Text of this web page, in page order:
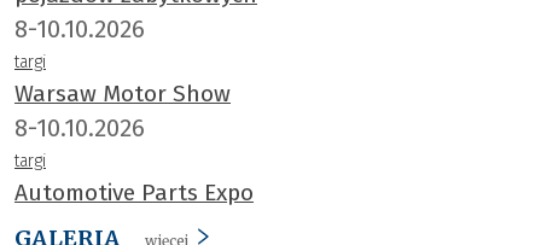
8-10.10.2026
targi
Warsaw Motor Show
8-10.10.2026
targi
Automotive Parts Expo
GALERIA
więcej